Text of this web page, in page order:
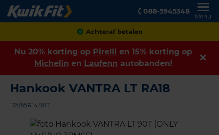
088-5945348
Menu
Achteraf betalen
Nu 20% korting op Pirelli en 15% korting op
Michelin en Laufenn autobanden!
Hankook VANTRA LT RA18
175/65R14 90T